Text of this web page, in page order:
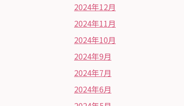
2024年12月
2024年11月
2024年10月
2024年9月
2024年7月
2024年6月